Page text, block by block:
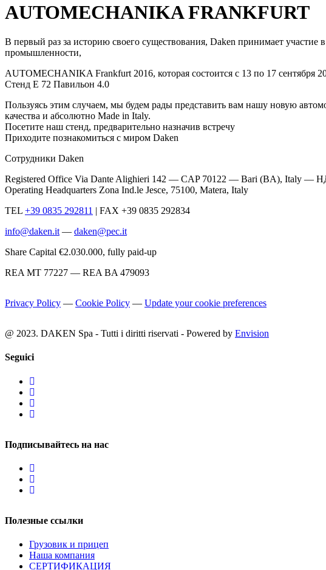
AUTOMECHANIKA FRANKFURT
В первый раз за историю своего существования, Daken принимает участие
промышленности,
AUTOMECHANIKA Frankfurt 2016, которая состоится с 13 по 17 сентября
Стенд Е 72 Павильон 4.0
Пользуясь этим случаем, мы будем рады представить вам нашу новую
качества и абсолютно Made in Italy.
Посетите наш стенд, предварительно назначив встречу
Приходите познакомиться с миром Daken
Сотрудники Daken
Registered Office Via Dante Alighieri 142 — CAP 70122 — Bari (BA), Italy —
Operating Headquarters Zona Ind.le Jesce, 75100, Matera, Italy
TEL +39 0835 292811 | FAX +39 0835 292834
info@daken.it — daken@pec.it
Share Capital €2.030.000, fully paid-up
REA MT 77227 — REA BA 479093
Privacy Policy — Cookie Policy — Update your cookie preferences
@ 2023. DAKEN Spa - Tutti i diritti riservati - Powered by Envision
Seguici
Подписывайтесь на нас
Полезные ссылки
Грузовик и прицеп
Наша компания
СЕРТИФИКАЦИЯ